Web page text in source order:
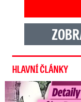
HLAVNÍ ČLÁNKY
Detaily aféry Decroix